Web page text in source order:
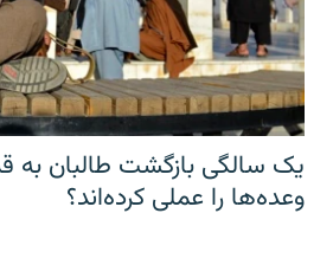
یک سالگی بازگشت طالبان به
وعده‌ها را عملی کرده‌اند؟